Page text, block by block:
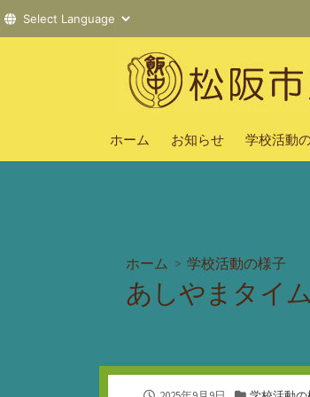
へ
ホーム お知らせ 学校活動
2025年度
ホーム > 学校活動の様子
あしやまタイ
公
カ